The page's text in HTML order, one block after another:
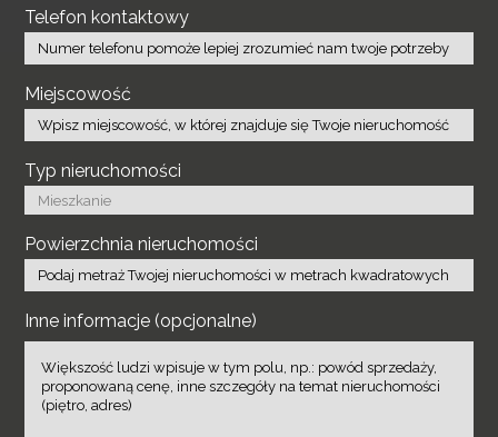
Telefon kontaktowy
Miejscowość
Typ nieruchomości
Powierzchnia nieruchomości
Inne informacje (opcjonalne)